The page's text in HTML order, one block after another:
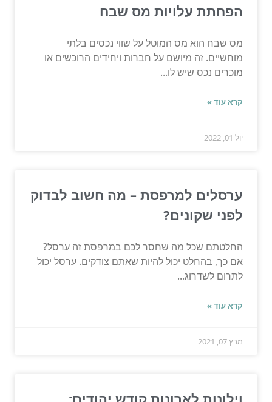
הפחתת עלויות מס שבח
מס שבח הוא מס המוטל על שווי נכסים בלתי
מוחשיים. זה מיושם על חברות ויחידים הרוכשים או
מוכרים נכס שיש לו...
קרא עוד »
יול 01, 2022
ערסלים למרפסת – מה חשוב לבדוק
לפני שקונים?
החלטתם שכל מה שחסר לכם במרפסת זה ערסל?
אם כך, בהחלט יכול להיות שאתם צודקים. ערסל יכול
לתרום לשדרוג...
קרא עוד »
מרץ 07, 2021
וילונות לארונות קודש יהודים: